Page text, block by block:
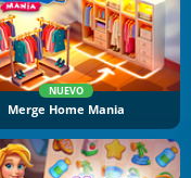
NUEVO
Merge Home Mania